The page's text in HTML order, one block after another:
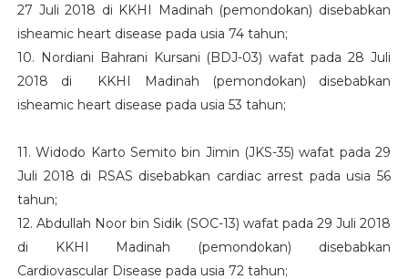
27 Juli 2018 di KKHI Madinah (pemondokan) disebabkan
isheamic heart disease pada usia 74 tahun;
10. Nordiani Bahrani Kursani (BDJ-03) wafat pada 28 Juli
2018 di KKHI Madinah (pemondokan) disebabkan
isheamic heart disease pada usia 53 tahun;
11. Widodo Karto Semito bin Jimin (JKS-35) wafat pada 29
Juli 2018 di RSAS disebabkan cardiac arrest pada usia 56
tahun;
12. Abdullah Noor bin Sidik (SOC-13) wafat pada 29 Juli 2018
di KKHI Madinah (pemondokan) disebabkan
Cardiovascular Disease pada usia 72 tahun;